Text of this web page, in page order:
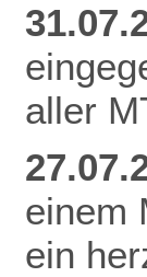
aller
einem
ein